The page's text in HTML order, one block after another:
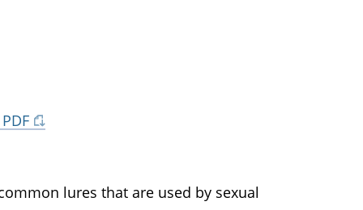
lures that are used by sexual